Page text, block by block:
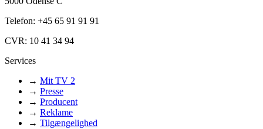
Telefon: +45 65 91 91 91
CVR: 10 41 34 94
Services
→ Mit TV 2
→ Presse
→ Producent
→ Reklame
→ Tilgængelighed